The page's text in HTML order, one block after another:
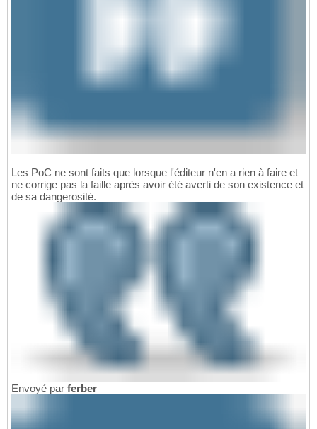
Les PoC ne sont faits que lorsque l'éditeur n'en a rien à faire et
ne corrige pas la faille après avoir été averti de son existence et
de sa dangerosité.
Envoyé par ferber